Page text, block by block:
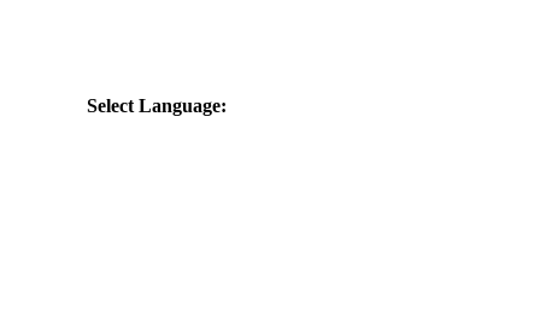
Select Language: